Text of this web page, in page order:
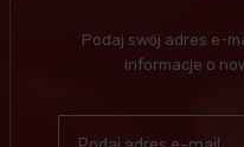
Podaj swój adres e-
informacje o